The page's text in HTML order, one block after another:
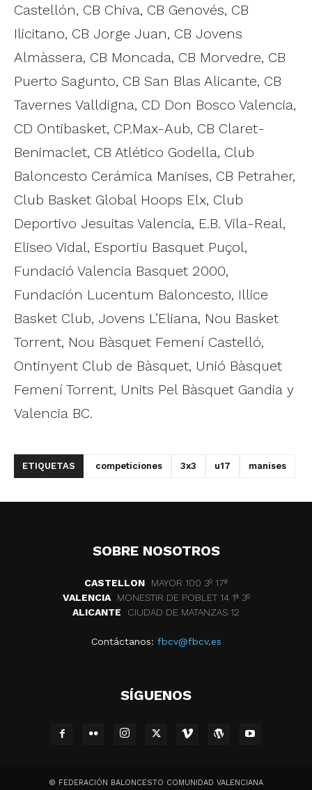
Castellón, CB Chiva, CB Genovés, CB
Ilicitano, CB Jorge Juan, CB Jovens
Almàssera, CB Moncada, CB Morvedre, CB
Puerto Sagunto, CB San Blas Alicante, CB
Tavernes Valldigna, CD Don Bosco Valencia,
CD Ontibasket, CP.Max-Aub, CB Claret-
Benimaclet, CB Atlético Godella, Club
Baloncesto Cerámica Manises, CB Petraher,
Club Basket Global Hoops Elx, Club
Deportivo Jesuitas Valencia, E.B. Vila-Real,
Eliseo Vidal, Esportiu Basquet Puçol,
Fundació Valencia Basquet 2000,
Fundación Lucentum Baloncesto, Illice
Basket Club, Jovens L’Eliana, Nou Basket
Torrent, Nou Bàsquet Femení Castelló,
Ontinyent Club de Bàsquet, Unió Bàsquet
Femení Torrent, Units Pel Bàsquet Gandia y
Valencia BC.
ETIQUETAS competiciones 3x3 u17 manises
SOBRE NOSOTROS
CASTELLON
MAYOR 100 3º 17ª
VALENCIA
MONESTIR DE POBLET 14 1ª 3º
ALICANTE
CIUDAD DE MATANZAS 12
Contáctanos: fbcv@fbcv.es
SÍGUENOS
© FEDERACIÓN BALONCESTO COMUNIDAD VALENCIANA